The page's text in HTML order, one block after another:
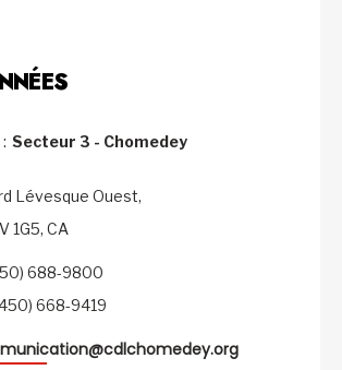
Secteur 3 - Chomedey
Lévesque Ouest,
1G5, CA
688-9800
668-9419